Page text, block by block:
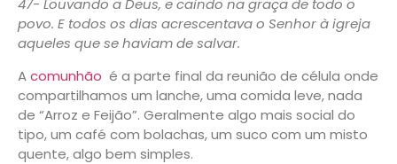
47- Louvando a Deus, e caindo na graça de todo o
povo. E todos os dias acrescentava o Senhor à igreja
aqueles que se haviam de salvar.
Acomunhão é a parte final da reunião de célula onde
compartilhamos um lanche, uma comida leve, nada
de “Arroz e Feijão”. Geralmente algo mais social do
tipo, um café com bolachas, um suco com um misto
quente, algo bem simples.